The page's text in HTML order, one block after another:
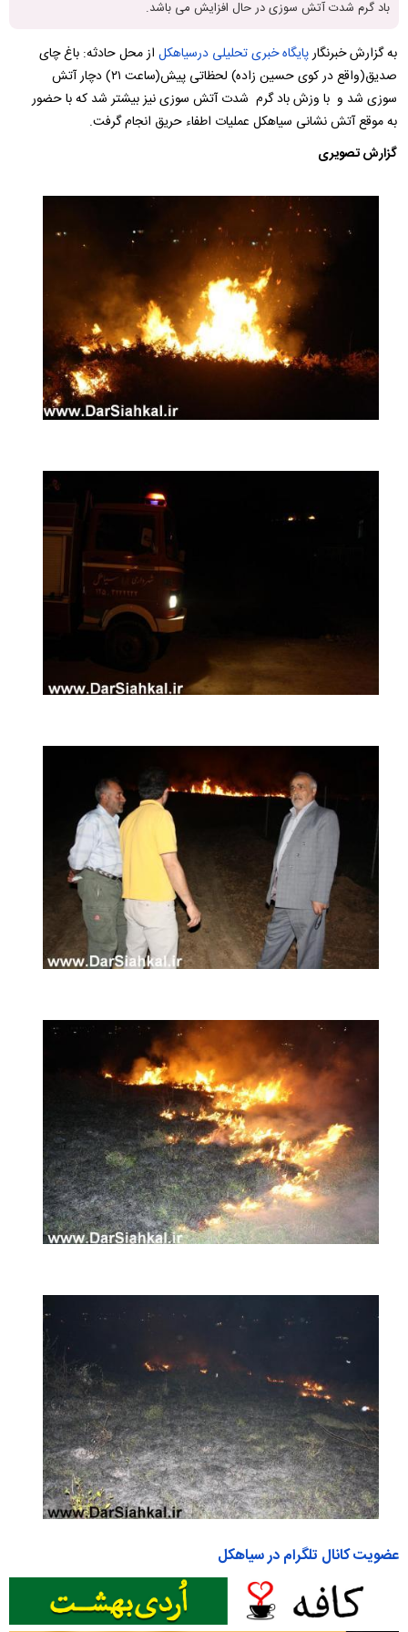
باد گرم شدت آتش سوزی در حال افزایش می باشد.
به گزارش خبرنگارپایگاه خبری تحلیلی درسیاهکل از محل حادثه: باغ چای
صدیق(واقع در کوی حسین زاده) لحظاتی پیش(ساعت ۲۱) دچار آتش
سوزی شد و با وزش باد گرم شدت آتش سوزی نیز بیشتر شد که با حضور
به موقع آتش نشانی سیاهکل عملیات اطفاء حریق انجام گرفت.
گزارش تصویری
عضویت کانال تلگرام در سیاهکل